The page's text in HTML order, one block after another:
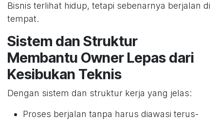
Bisnis terlihat hidup, tetapi sebenarnya berjalan di
tempat.
Sistem dan Struktur
Membantu Owner Lepas dari
Kesibukan Teknis
Dengan sistem dan struktur kerja yang jelas:
Proses berjalan tanpa harus diawasi terus-